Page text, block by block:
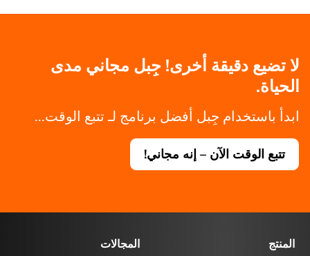
لا تضيع دقيقة أخرى! جِبل مجاني مدى
الحياة.
ابدأ باستخدام جِبل أفضل برنامج لـ تتبع الوقت...
تتبع الوقت الآن – إنه مجاني!
المنتج
المجالات